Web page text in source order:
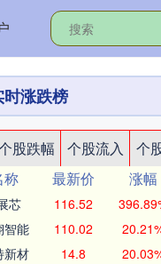
涨跌榜
股跌幅 个股流入 个
称 最新价 涨幅
芯 116.52
智能 110.02
新材 14.8